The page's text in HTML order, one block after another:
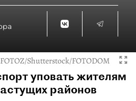
Shutterstock/FOTODOM
уповать жителям
районов